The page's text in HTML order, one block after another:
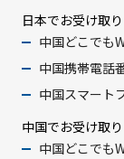
日本でお受け取り
中国どこでも
中国携帯電話
中国スマート
中国でお受け取り
中国どこでも